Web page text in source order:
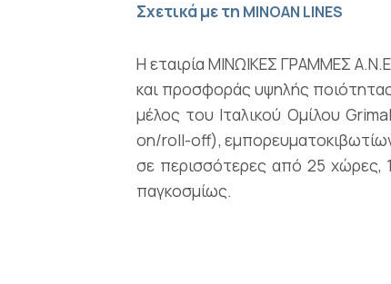
Σχετικά με τη MINOAN LINES
Η εταιρία ΜΙΝΩΙΚΕΣ ΓΡΑΜΜΕΣ
και προσφοράς υψηλής
μέλος του Ιταλικού Ομίλου
on/roll-off),
σε περισσότερες από 25 χώρες,
παγκοσμίως.